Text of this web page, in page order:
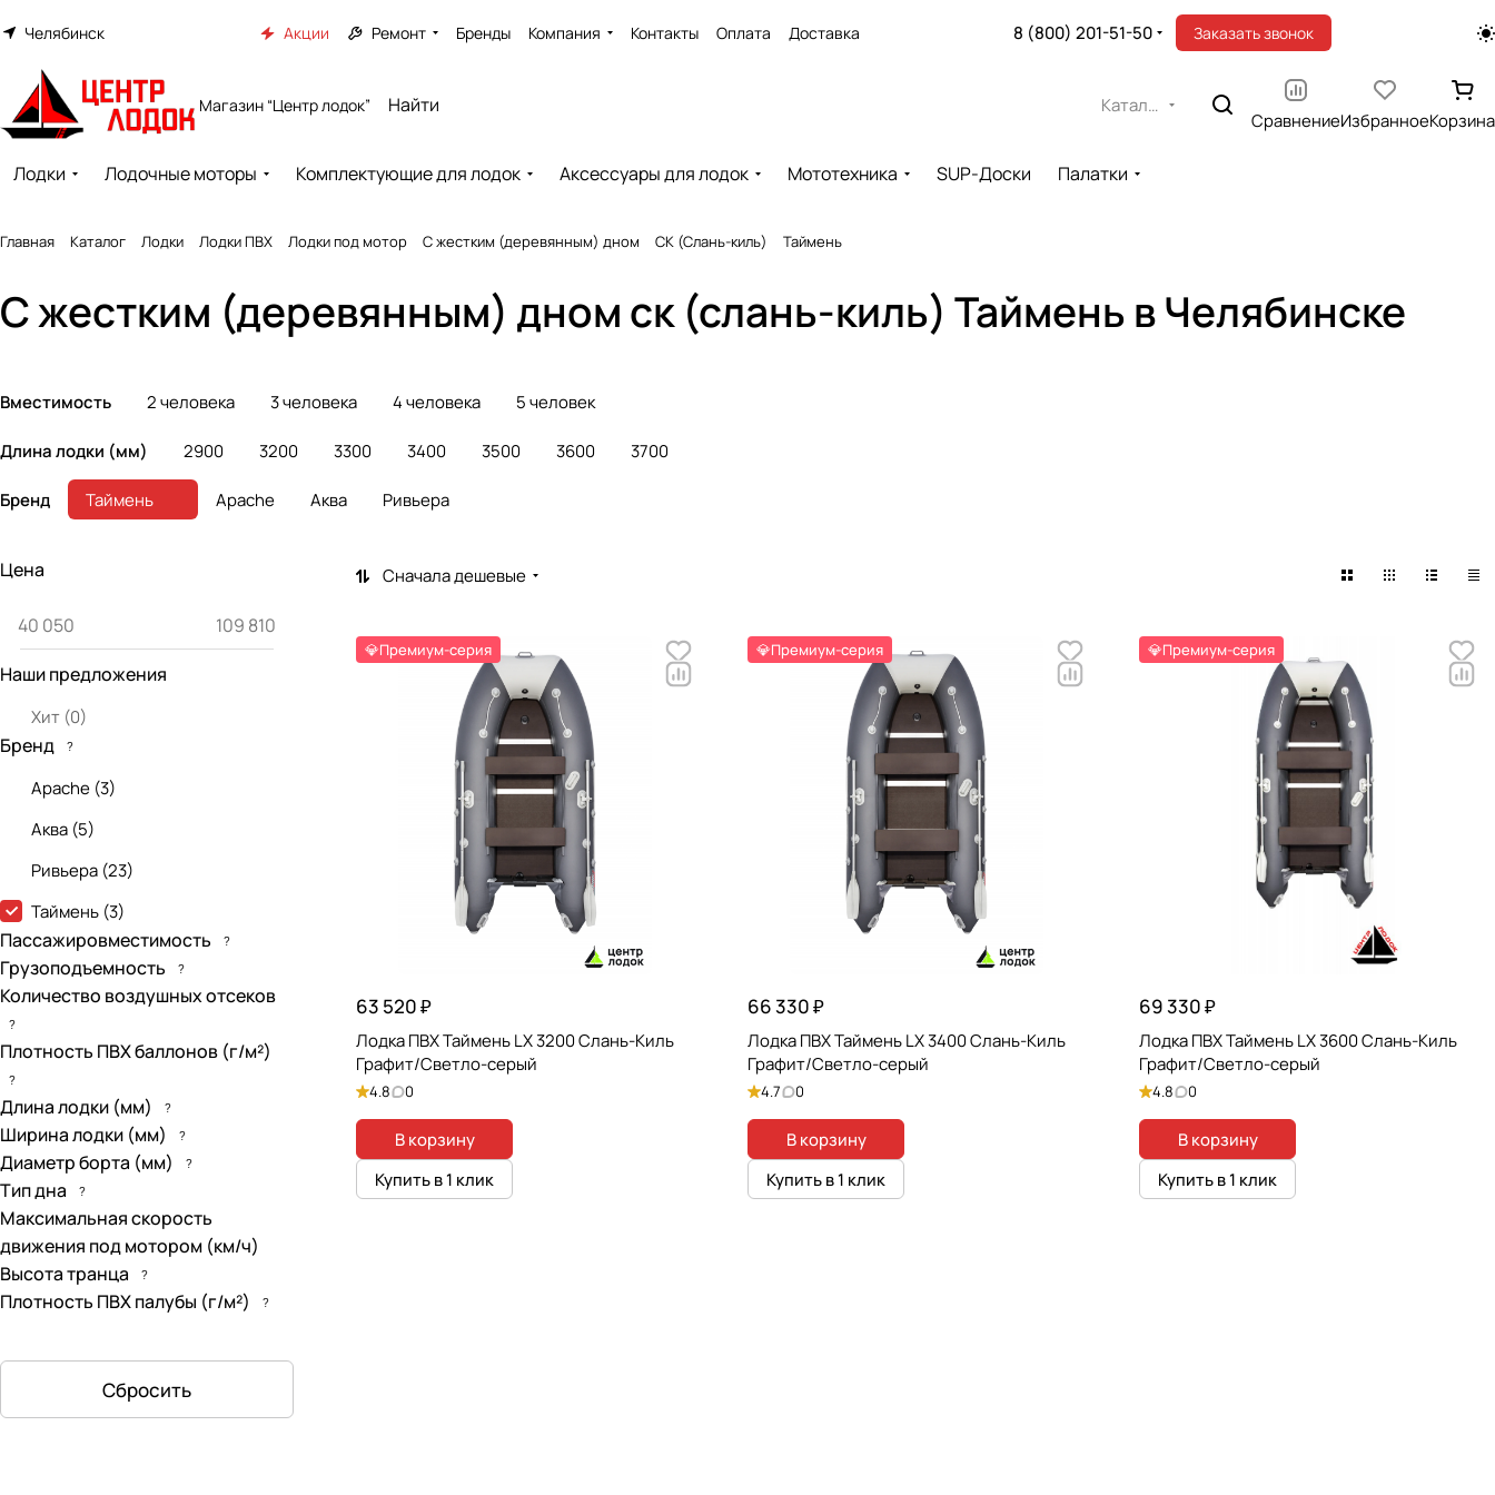
Челябинск Акции Ремонт Бренды Компания Контакты Оплата Доставка 8 (800) 201-51-50 Заказать звонок
Магазин “Центр лодок” Каталог
СравнениеИзбранноеКорзина
Лодки Лодочные моторы Комплектующие для лодок Аксессуары для лодок Мототехника SUP-Доски Палатки
Главная Каталог Лодки Лодки ПВХ Лодки под мотор С жестким (деревянным) дном СК (Слань-киль) Таймень
С жестким (деревянным) дном ск (слань-киль) Таймень в Челябинске
Вместимость 2 человека 3 человека 4 человека 5 человек
Длина лодки (мм) 2900 3200 3300 3400 3500 3600 3700
Бренд Apache Аква Ривьера
Таймень
Сначала дешевые
💎Премиум-серия
63 520 ₽
Лодка ПВХ Таймень LX 3200 Слань-Киль
Графит/Светло-серый
4.8 0
В корзину
Купить в 1 клик
💎Премиум-серия
66 330 ₽
Лодка ПВХ Таймень LX 3400 Слань-Киль
Графит/Светло-серый
4.7 0
В корзину
Купить в 1 клик
💎Премиум-серия
69 330 ₽
Лодка ПВХ Таймень LX 3600 Слань-Киль
Графит/Светло-серый
4.8 0
В корзину
Купить в 1 клик
Цена
Наши предложения
Хит (0)
Бренд ?
Apache (3)
Аква (5)
Ривьера (23)
Таймень (3)
Пассажировместимость ?
Грузоподъемность ?
Количество воздушных отсеков
?
Плотность ПВХ баллонов (г/м²)
?
Длина лодки (мм) ?
Ширина лодки (мм) ?
Диаметр борта (мм) ?
Тип дна ?
Максимальная скорость
движения под мотором (км/ч)
Высота транца
?
Плотность ПВХ палубы (г/м²) ?
Сбросить